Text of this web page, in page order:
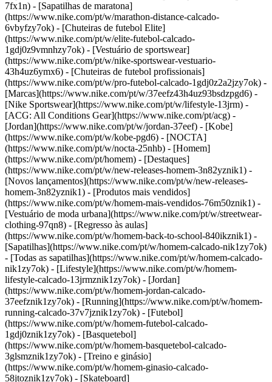
7fx1n) - [Sapatilhas de maratona]
(https://www.nike.com/pt/w/marathon-distance-calcado-
6vbyfzy7ok) - [Chuteiras de futebol Elite]
(https://www.nike.com/pt/w/elite-futebol-calcado-
1gdj0z9vmnhzy7ok) - [Vestuário de sportswear]
(https://www.nike.com/pt/w/nike-sportswear-vestuario-
43h4uz6ymx6) - [Chuteiras de futebol profissionais]
(https://www.nike.com/pt/w/pro-futebol-calcado-1gdj0z2a2jzy7ok) -
[Marcas](https://www.nike.com/pt/w/37eefz43h4uz93bsdzpgd6) -
[Nike Sportswear](https://www.nike.com/pt/w/lifestyle-13jrm) -
[ACG: All Conditions Gear](https://www.nike.com/pt/acg) -
[Jordan](https://www.nike.com/pt/w/jordan-37eef) - [Kobe]
(https://www.nike.com/pt/w/kobe-pgd6) - [NOCTA]
(https://www.nike.com/pt/w/nocta-25nhb) - [Homem]
(https://www.nike.com/pt/homem) - [Destaques]
(https://www.nike.com/pt/w/new-releases-homem-3n82yznik1) -
[Novos lançamentos](https://www.nike.com/pt/w/new-releases-
homem-3n82yznik1) - [Produtos mais vendidos]
(https://www.nike.com/pt/w/homem-mais-vendidos-76m50znik1) -
[Vestuário de moda urbana](https://www.nike.com/pt/w/streetwear-
clothing-97qn8) - [Regresso às aulas]
(https://www.nike.com/pt/w/homem-back-to-school-840ikznik1) -
[Sapatilhas](https://www.nike.com/pt/w/homem-calcado-nik1zy7ok)
- [Todas as sapatilhas](https://www.nike.com/pt/w/homem-calcado-
nik1zy7ok) - [Lifestyle](https://www.nike.com/pt/w/homem-
lifestyle-calcado-13jrmznik1zy7ok) - [Jordan]
(https://www.nike.com/pt/w/homem-jordan-calcado-
37eefznik1zy7ok) - [Running](https://www.nike.com/pt/w/homem-
running-calcado-37v7jznik1zy7ok) - [Futebol]
(https://www.nike.com/pt/w/homem-futebol-calcado-
1gdj0znik1zy7ok) - [Basquetebol]
(https://www.nike.com/pt/w/homem-basquetebol-calcado-
3glsmznik1zy7ok) - [Treino e ginásio]
(https://www.nike.com/pt/w/homem-ginasio-calcado-
58jtoznik1zy7ok) - [Skateboard]